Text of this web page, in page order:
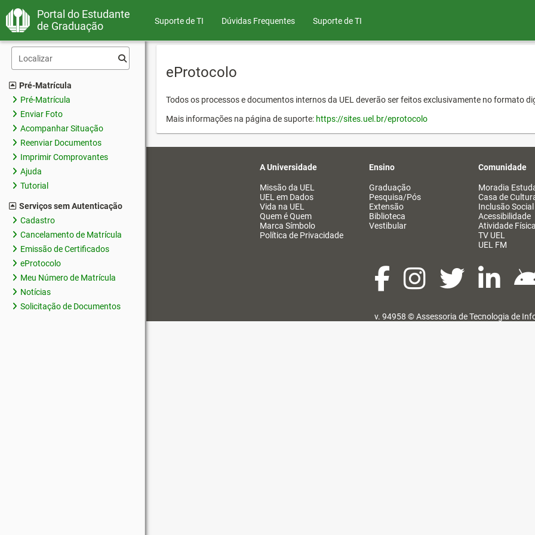
Portal do Estudante
de Graduação
Suporte de TI Dúvidas Frequentes Suporte de TI
Pré-Matrícula
Pré-Matrícula
Enviar Foto
Acompanhar Situação
Reenviar Documentos
Imprimir Comprovantes
Ajuda
Tutorial
Serviços sem Autenticação
Cadastro
Cancelamento de Matrícula
Emissão de Certificados
eProtocolo
Meu Número de Matrícula
Notícias
Solicitação de Documentos
eProtocolo
Todos os processos e documentos internos da UEL deverão ser feitos exclusivamente no formato
Mais informações na página de suporte: https://sites.uel.br/eprotocolo
A Universidade
Missão da UEL
UEL em Dados
Vida na UEL
Quem é Quem
Marca Símbolo
Política de Privacidade
Ensino
Graduação
Pesquisa/Pós
Extensão
Biblioteca
Vestibular
Comunidade
Moradia
Casa de
Inclusão Social
Acessibilidade
Atividade Física
TV UEL
UEL FM
v. 94958 ©Assessoria de Tecnologia de